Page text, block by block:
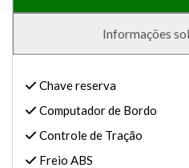
Informações
Chave reserva
Computador de Bordo
Controle de Tração
Freio ABS